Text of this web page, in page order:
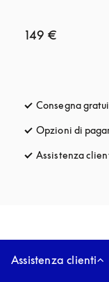
149 €
Consegna
Opzioni di
Assistenza
Assistenza clienti